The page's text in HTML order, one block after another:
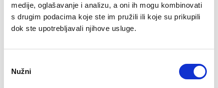
medije, oglašavanje i analizu, a oni ih mogu kombinovati
s drugim podacima koje ste im pružili ili koje su prikupili
dok ste upotrebljavali njihove usluge.
Selection
Nužni
Jeste li spremni na relokaciju?